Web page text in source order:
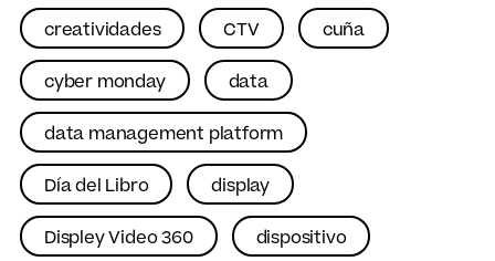
creatividades CTV cuña
cyber monday data
data management platform
Día del Libro display
Displey Video 360 dispositivo